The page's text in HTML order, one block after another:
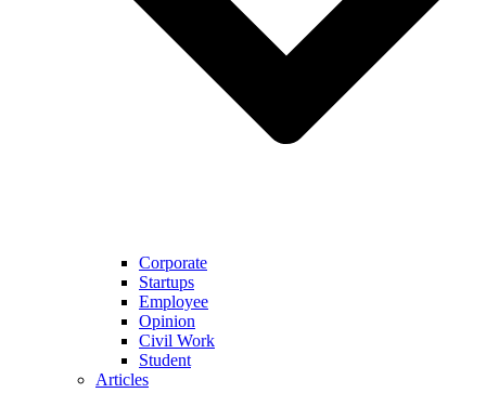
Corporate
Startups
Employee
Opinion
Civil Work
Student
Articles